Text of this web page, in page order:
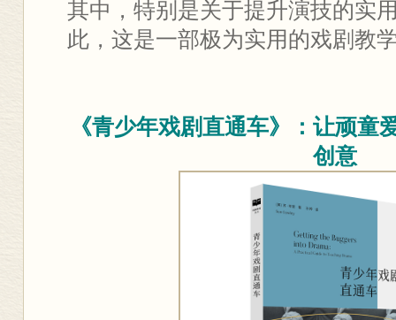
其中，特别是关于提升演技的实
此，这是一部极为实用的戏剧教
《青少年戏剧直通车》：让顽童
创意